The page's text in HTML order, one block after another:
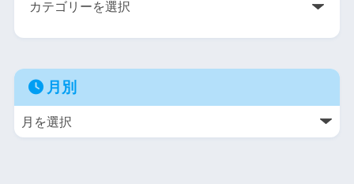
月別